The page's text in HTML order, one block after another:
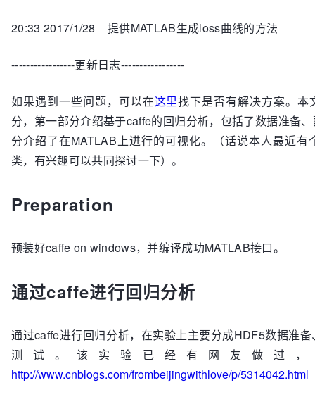
20:33 2017/1/28 提供MATLAB生成loss曲线的方法
-----------------更新日志-----------------
如果遇到一些问题，可以在这里找下是否有解决方案。本
分，第一部分介绍基于caffe的回归分析，包括了数据准备
分介绍了在MATLAB上进行的可视化。（话说本人最近有
类，有兴趣可以共同探讨一下）。
Preparation
预装好caffe on windows，并编译成功MATLAB接口。
通过caffe进行回归分析
通过caffe进行回归分析，在实验上主要分成HDF5数据准
测试。该实验已经有网友做过，
http://www.cnblogs.com/frombeijingwithlove/p/5314042.html